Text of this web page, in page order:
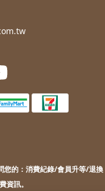
您的： 消費紀錄/會員升等/退換
資訊。